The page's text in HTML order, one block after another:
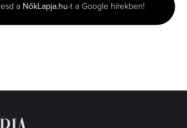
a NőkLapja.hu-t a Google hírekben!